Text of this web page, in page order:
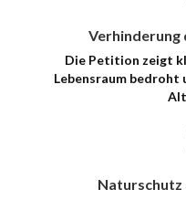
Die Petition zeigt
Lebensraum
Naturschutz